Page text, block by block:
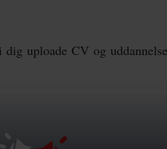
uploade CV og